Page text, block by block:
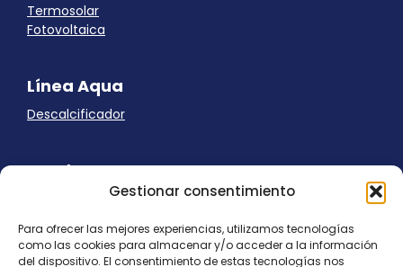
Gestionar consentimiento
Para ofrecer las mejores experiencias, utilizamos tecnologías
como las cookies para almacenar y/o acceder a la información
del dispositivo. El consentimiento de estas tecnologías nos
Termosolar
Fotovoltaica
Línea Aqua
Descalcificador
Ayuda
Panel Cookies
Política de privacidad